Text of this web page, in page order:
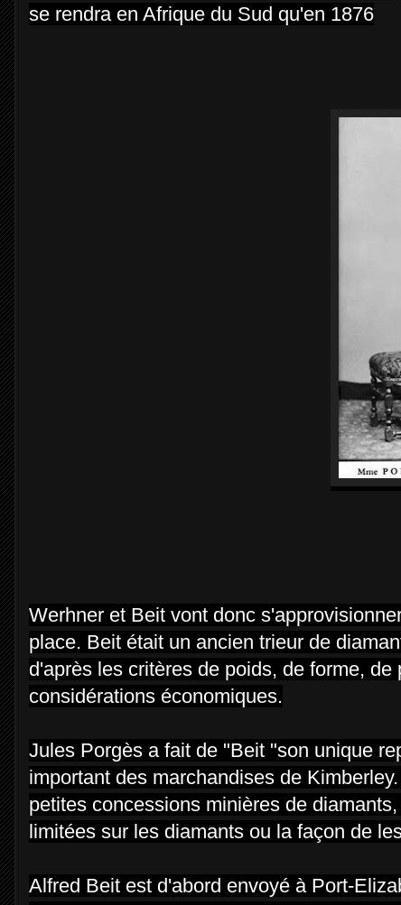
se rendra en Afrique du Sud qu'en 1876
Werhner et Beit vont donc
place. Beit était un ancien trieur de
d'après les critères de poids, de forme,
considérations économiques.
Jules Porgès a fait de "Beit "son unique
important des marchandises de
petites concessions minières de
limitées sur les diamants ou la façon de
Alfred Beit est d'abord envoyé à Port-